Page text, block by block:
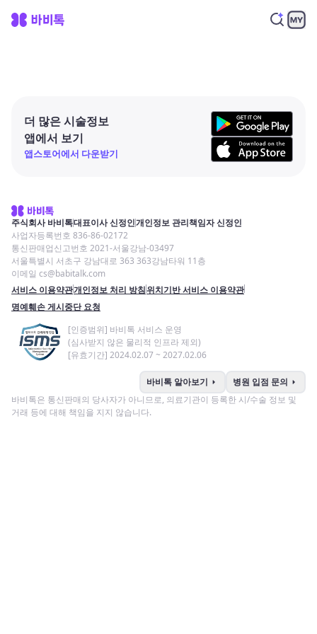
더 많은 시술정보
앱에서 보기
앱스토어에서 다운받기
주식회사 바비톡대표이사 신정인개인정보 관리책임자 신정인
사업자등록번호 836-86-02172
통신판매업신고번호 2021-서울강남-03497
서울특별시 서초구 강남대로 363 363강남타워 11층
이메일 cs@babitalk.com
서비스 이용약관개인정보 처리 방침위치기반 서비스 이용약관
명예훼손 게시중단 요청
[인증범위] 바비톡 서비스 운영
(심사받지 않은 물리적 인프라 제외)
[유효기간] 2024.02.07 ~ 2027.02.06
바비톡 알아보기 arrow_right 병원 입점 문의 arrow_right
바비톡은 통신판매의 당사자가 아니므로, 의료기관이 등록한 시/수술 정보 및
거래 등에 대해 책임을 지지 않습니다.